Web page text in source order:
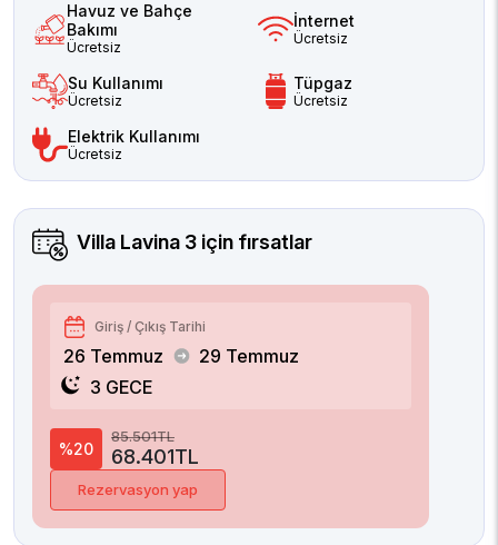
Havuz ve Bahçe
Bakımı
Ücretsiz
İnternet
Ücretsiz
Su Kullanımı
Ücretsiz
Tüpgaz
Ücretsiz
Elektrik Kullanımı
Ücretsiz
Villa Lavina 3 için fırsatlar
Giriş / Çıkış Tarihi
26 Temmuz
29 Temmuz
3 GECE
%20
85.501TL
68.401TL
Rezervasyon yap